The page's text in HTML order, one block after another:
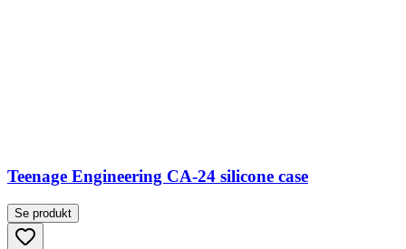
Teenage Engineering CA-24 silicone case
Se produkt